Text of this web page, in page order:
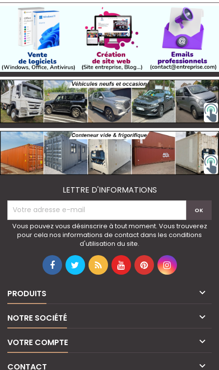
LETTRE D'INFORMATIONS
Vous pouvez vous désinscrire à tout moment. Vous trouverez
pour cela nos informations de contact dans les conditions
d'utilisation du site.
PRODUITS 
NOTRE SOCIÉTÉ 
VOTRE COMPTE 
CONTACT 